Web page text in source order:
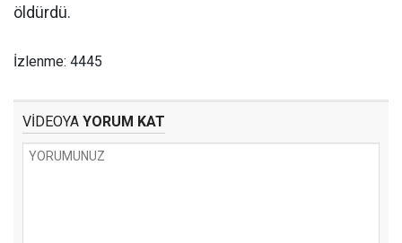
öldürdü.
İzlenme: 4445
VİDEOYA YORUM KAT